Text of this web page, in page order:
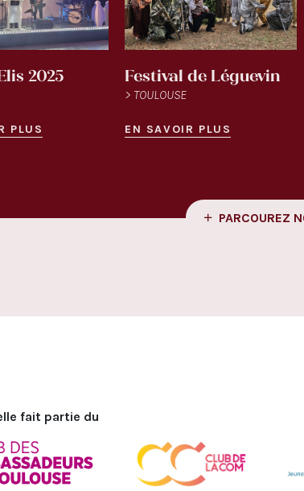
2025
PLUS
Festival de Léguevin
> TOULOUSE
EN SAVOIR PLUS
PARCOUREZ
fait partie du